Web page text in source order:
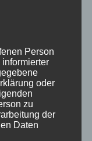
bei der
sein
handwerklicher
Substanz
Person
oder
zu
der
Daten